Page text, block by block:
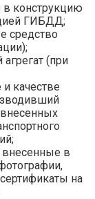
в конструкцию
ГИБДД;
средство
(при
качестве
в
на